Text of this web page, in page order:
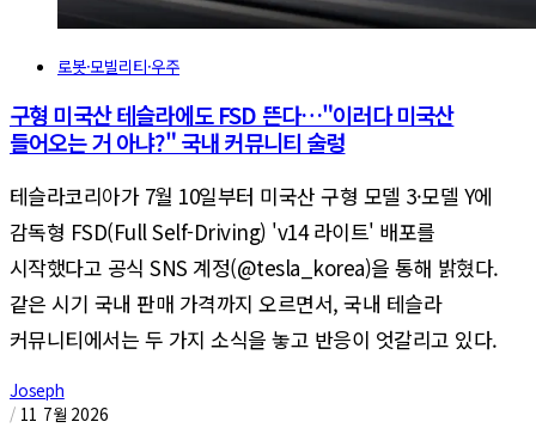
로봇·모빌리티·우주
구형 미국산 테슬라에도 FSD 뜬다…"이러다 미국산
들어오는 거 아냐?" 국내 커뮤니티 술렁
테슬라코리아가 7월 10일부터 미국산 구형 모델 3·모델 Y에
감독형 FSD(Full Self-Driving) 'v14 라이트' 배포를
시작했다고 공식 SNS 계정(@tesla_korea)을 통해 밝혔다.
같은 시기 국내 판매 가격까지 오르면서, 국내 테슬라
커뮤니티에서는 두 가지 소식을 놓고 반응이 엇갈리고 있다.
Joseph
/ 11 7월 2026